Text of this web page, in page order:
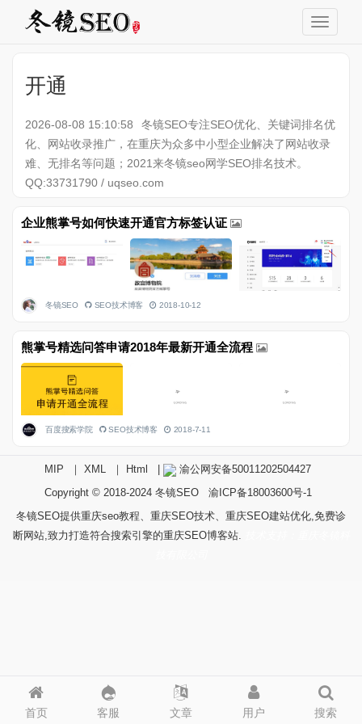
开通
2026-08-08 15:10:58
冬镜SEO专注SEO优化、关键词排名优
化、网站收录推广，在重庆为众多中小型企业解决了网站收录
难、无排名等问题；2021来冬镜seo网学SEO排名技术。
QQ:33731790 / uqseo.com
企业熊掌号如何快速开通官方标签认证
冬镜SEO SEO技术博客 2018-10-12
熊掌号精选问答申请2018年最新开通全流程
百度搜索学院 SEO技术博客 2018-7-11
首页 客服 文章 用户 搜索
MIP ｜ XML ｜ Html
渝公网安备50011202504427
Copyright © 2018-2024 冬镜SEO
渝ICP备18003600号-1
冬镜SEO提供重庆seo教程、重庆SEO技术、重庆SEO建站优化,免费诊
断网站,致力打造符合搜索引擎的重庆SEO博客站.